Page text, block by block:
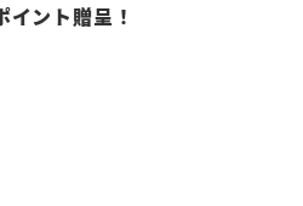
ント贈呈！